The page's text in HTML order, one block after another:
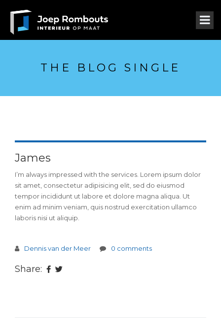
THE BLOG SINGLE
James
I’m always impressed with the services. Lorem ipsum dolor
sit amet, consectetur adipisicing elit, sed do eiusmod
tempor incididunt ut labore et dolore magna aliqua. Ut
enim ad minim veniam, quis nostrud exercitation ullamco
laboris nisi ut aliquip.
Dennis van der Meer 0 comments
Share: